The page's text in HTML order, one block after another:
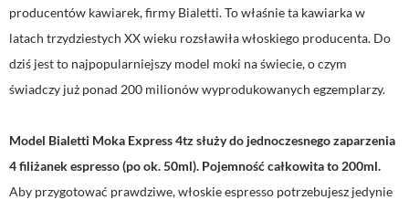
producentów kawiarek, firmy Bialetti. To właśnie ta kawiarka w
latach trzydziestych XX wieku rozsławiła włoskiego producenta. Do
dziś jest to najpopularniejszy model moki na świecie, o czym
świadczy już ponad 200 milionów wyprodukowanych egzemplarzy.
Model Bialetti Moka Express 4tz służy do jednoczesnego zaparzenia
4 filiżanek espresso (po ok. 50ml). Pojemność całkowita to 200ml.
Aby przygotować prawdziwe, włoskie espresso potrzebujesz jedynie